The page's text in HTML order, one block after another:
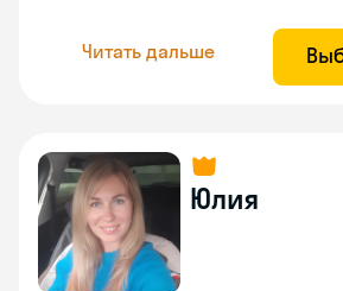
Читать дальше
Юлия